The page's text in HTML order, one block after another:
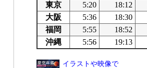
東京
5:20 18:12
大阪
5:36 18:30
福岡
5:55 18:52
沖縄
5:56 19:13
イラストや映像で